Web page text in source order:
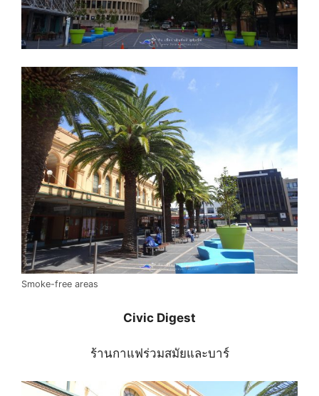
Smoke-free areas
Civic Digest
ร้านกาแฟร่วมสมัยและบาร์